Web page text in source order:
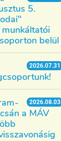
5.
belül
2026.07.31
2026.08.03
a MÁV